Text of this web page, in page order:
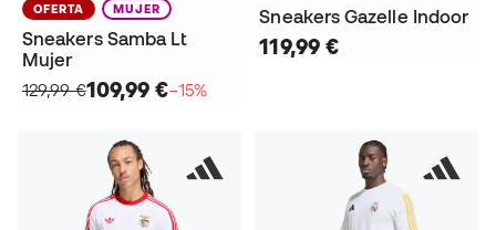
OFERTA MUJER
Sneakers Samba Lt
Mujer
129,99 €109,99 €−15%
Sneakers Gazelle Indoor
119,99 €